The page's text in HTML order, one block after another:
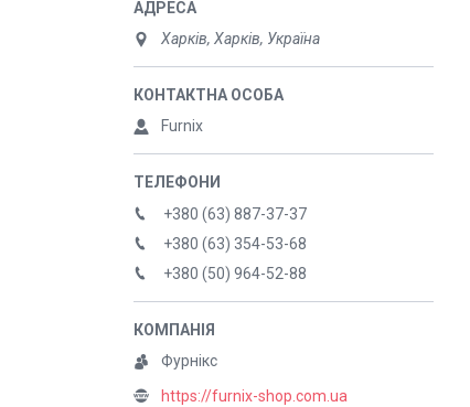
Харків, Харків, Україна
Furnix
+380 (63) 887-37-37
+380 (63) 354-53-68
+380 (50) 964-52-88
Фурнікс
https://furnix-shop.com.ua